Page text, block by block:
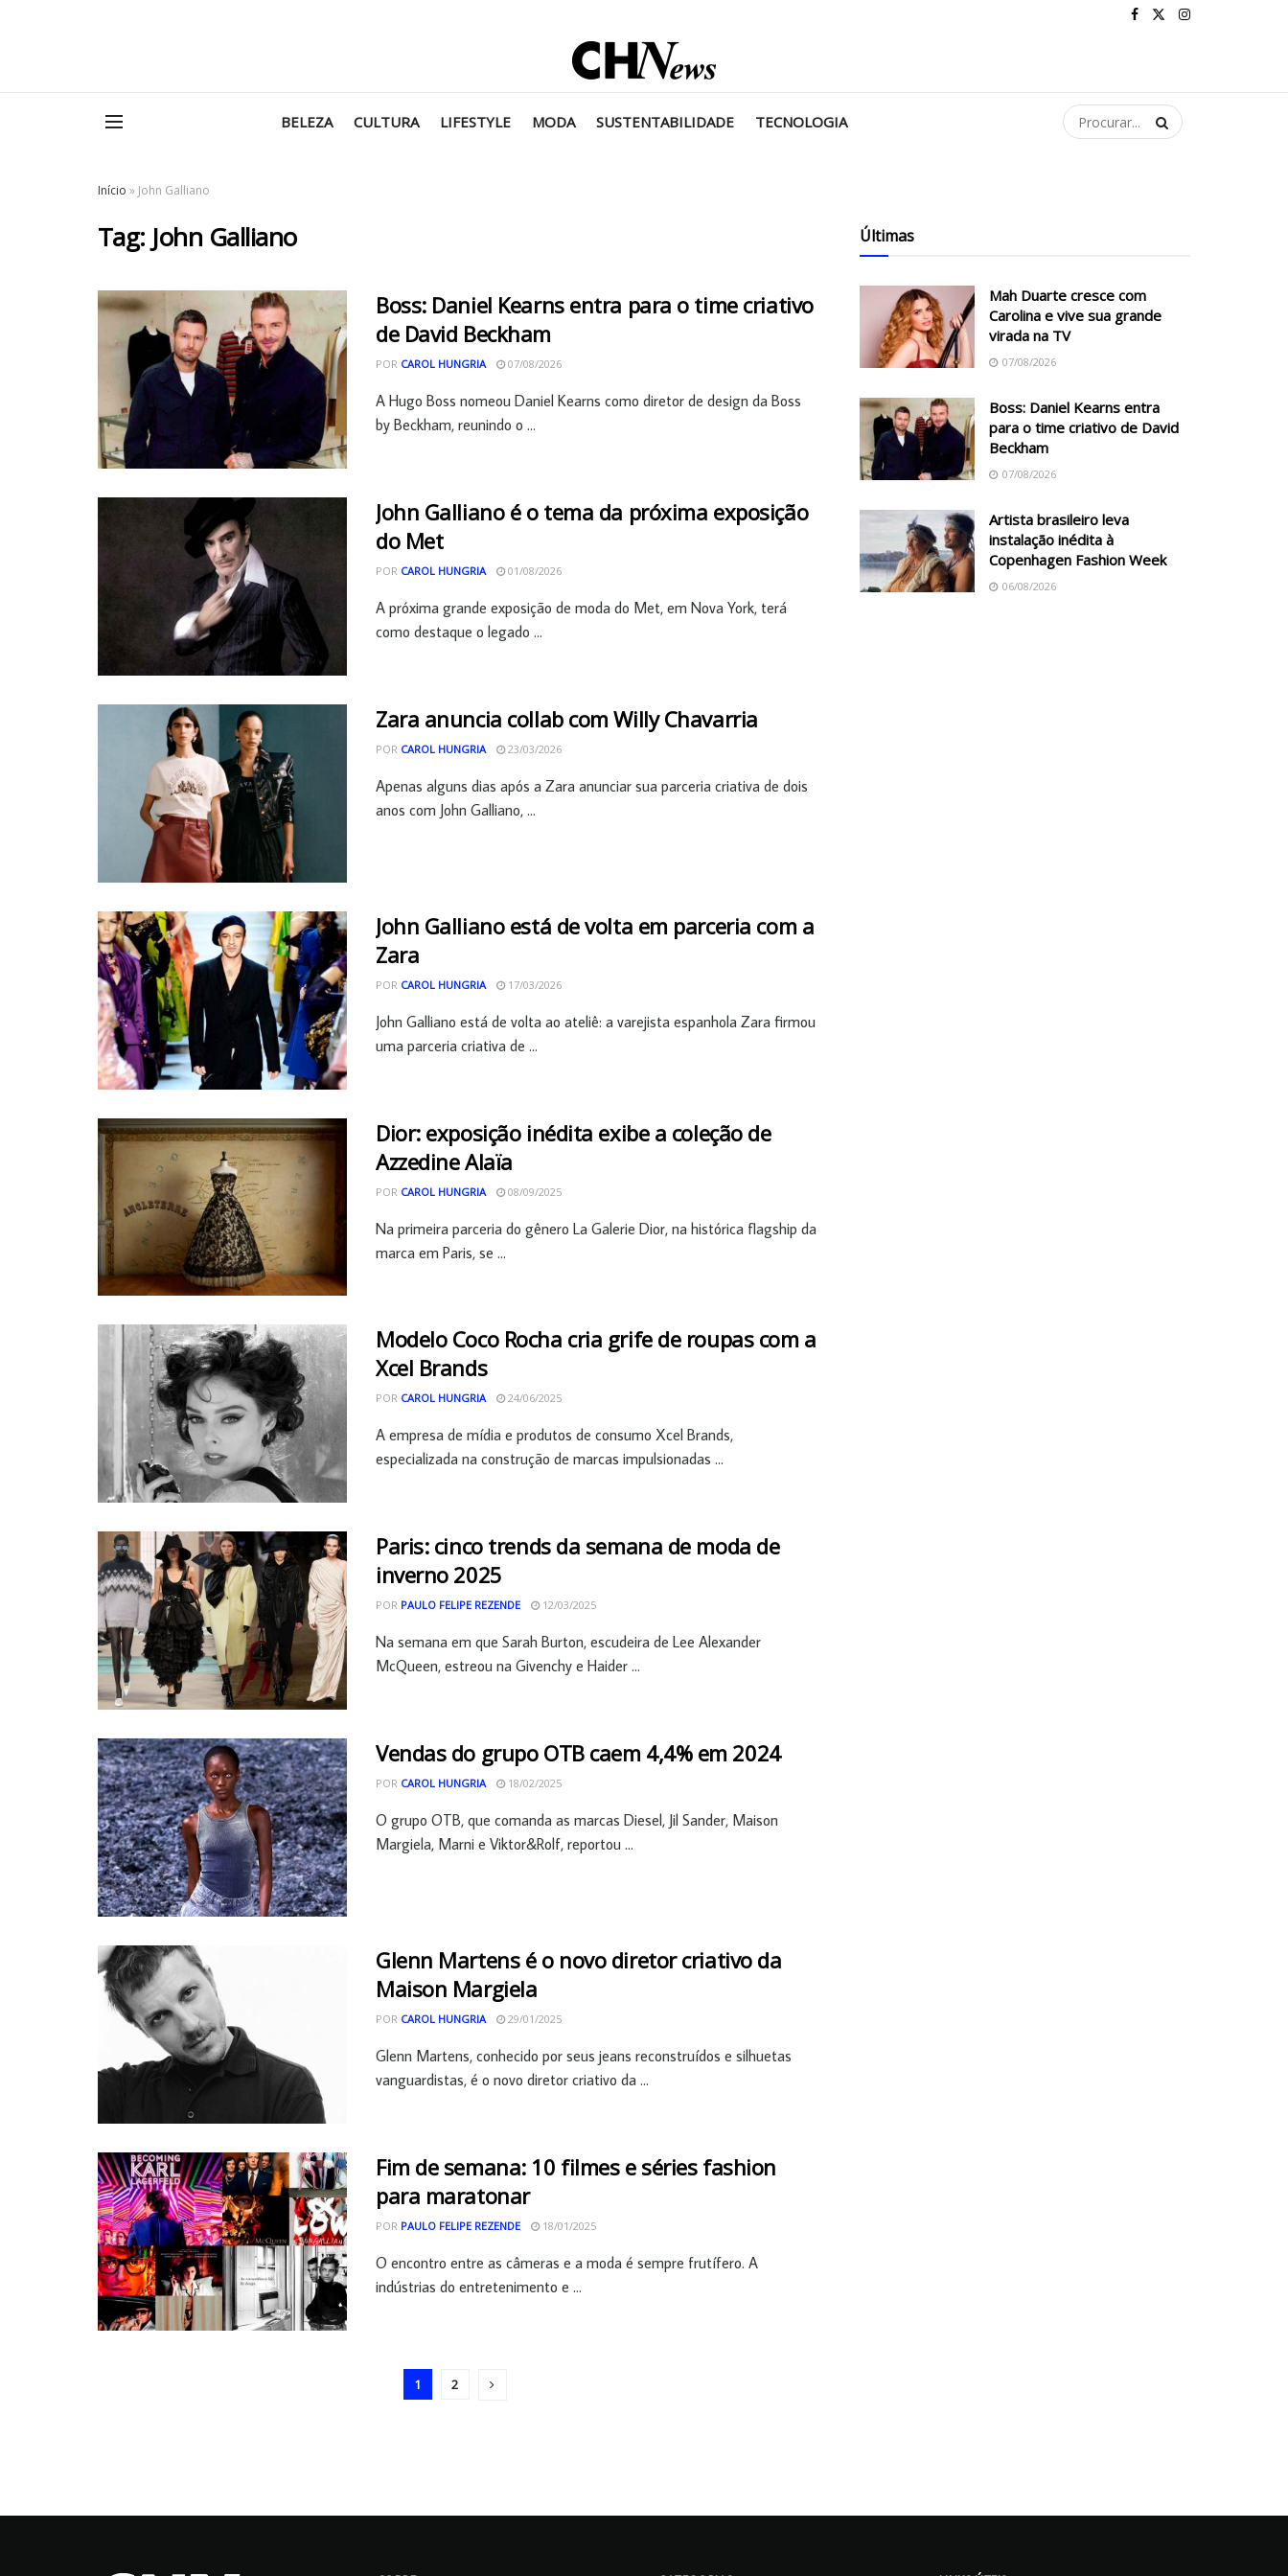
BELEZA CULTURA LIFESTYLE MODA SUSTENTABILIDADE TECNOLOGIA
Início » John Galliano
Tag: John Galliano
Boss: Daniel Kearns entra para o time criativo
de David Beckham
POR CAROL HUNGRIA 07/08/2026
A Hugo Boss nomeou Daniel Kearns como diretor de design da Boss
by Beckham, reunindo o ...
John Galliano é o tema da próxima exposição
do Met
POR CAROL HUNGRIA 01/08/2026
A próxima grande exposição de moda do Met, em Nova York, terá
como destaque o legado ...
Zara anuncia collab com Willy Chavarria
POR CAROL HUNGRIA 23/03/2026
Apenas alguns dias após a Zara anunciar sua parceria criativa de dois
anos com John Galliano, ...
John Galliano está de volta em parceria com a
Zara
POR CAROL HUNGRIA 17/03/2026
John Galliano está de volta ao ateliê: a varejista espanhola Zara firmou
uma parceria criativa de ...
Dior: exposição inédita exibe a coleção de
Azzedine Alaïa
POR CAROL HUNGRIA 08/09/2025
Na primeira parceria do gênero La Galerie Dior, na histórica flagship da
marca em Paris, se ...
Modelo Coco Rocha cria grife de roupas com a
Xcel Brands
POR CAROL HUNGRIA 24/06/2025
A empresa de mídia e produtos de consumo Xcel Brands,
especializada na construção de marcas impulsionadas ...
Paris: cinco trends da semana de moda de
inverno 2025
POR PAULO FELIPE REZENDE 12/03/2025
Na semana em que Sarah Burton, escudeira de Lee Alexander
McQueen, estreou na Givenchy e Haider ...
Vendas do grupo OTB caem 4,4% em 2024
POR CAROL HUNGRIA 18/02/2025
O grupo OTB, que comanda as marcas Diesel, Jil Sander, Maison
Margiela, Marni e Viktor&Rolf, reportou ...
Glenn Martens é o novo diretor criativo da
Maison Margiela
POR CAROL HUNGRIA 29/01/2025
Glenn Martens, conhecido por seus jeans reconstruídos e silhuetas
vanguardistas, é o novo diretor criativo da ...
Fim de semana: 10 filmes e séries fashion
para maratonar
POR PAULO FELIPE REZENDE 18/01/2025
O encontro entre as câmeras e a moda é sempre frutífero. A
indústrias do entretenimento e ...
1 2
Últimas
Mah Duarte cresce com
Carolina e vive sua grande
virada na TV
07/08/2026
Boss: Daniel Kearns entra
para o time criativo de David
Beckham
07/08/2026
Artista brasileiro leva
instalação inédita à
Copenhagen Fashion Week
06/08/2026